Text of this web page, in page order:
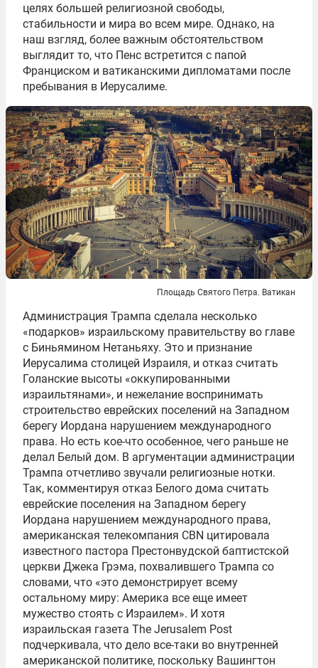
целях большей религиозной свободы,
стабильности и мира во всем мире. Однако, на
наш взгляд, более важным обстоятельством
выглядит то, что Пенс встретится с папой
Франциском и ватиканскими дипломатами после
пребывания в Иерусалиме.
Площадь Святого Петра. Ватикан
Администрация Трампа сделала несколько
«подарков» израильскому правительству во главе
с Биньямином Нетаньяху. Это и признание
Иерусалима столицей Израиля, и отказ считать
Голанские высоты «оккупированными
израильтянами», и нежелание воспринимать
строительство еврейских поселений на Западном
берегу Иордана нарушением международного
права. Но есть кое-что особенное, чего раньше не
делал Белый дом. В аргументации администрации
Трампа отчетливо звучали религиозные нотки.
Так, комментируя отказ Белого дома считать
еврейские поселения на Западном берегу
Иордана нарушением международного права,
американская телекомпания CBN цитировала
известного пастора Престонвудской баптистской
церкви Джека Грэма, похвалившего Трампа со
словами, что «это демонстрирует всему
остальному миру: Америка все еще имеет
мужество стоять с Израилем». И хотя
израильская газета The Jerusalem Post
подчеркивала, что дело все-таки во внутренней
американской политике, поскольку Вашингтон